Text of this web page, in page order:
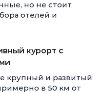
но не стоит
отелей и
курорт с
крупный и развитый
в 50 км от